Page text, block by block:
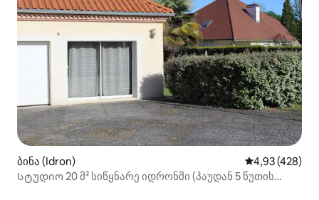
ბინა (Idron) საშუალო
4,93 (428)
Სტუდიო 20 მ² სიწყნარე იდრონში (პაუდან 5 წუთის